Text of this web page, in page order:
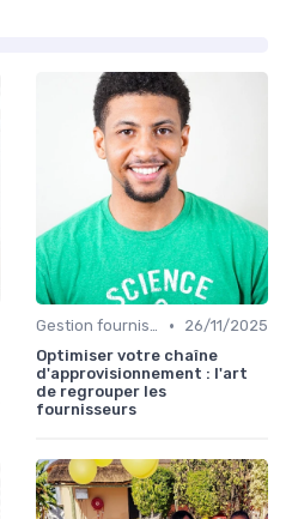
Gestion fournisseurs •
26/11/2025
Optimiser votre chaîne
d'approvisionnement : l'art
de regrouper les
fournisseurs